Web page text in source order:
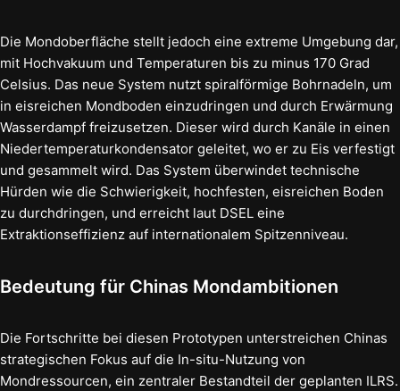
Die Mondoberfläche stellt jedoch eine extreme Umgebung dar,
mit Hochvakuum und Temperaturen bis zu minus 170 Grad
Celsius. Das neue System nutzt spiralförmige Bohrnadeln, um
in eisreichen Mondboden einzudringen und durch Erwärmung
Wasserdampf freizusetzen. Dieser wird durch Kanäle in einen
Niedertemperaturkondensator geleitet, wo er zu Eis verfestigt
und gesammelt wird. Das System überwindet technische
Hürden wie die Schwierigkeit, hochfesten, eisreichen Boden
zu durchdringen, und erreicht laut DSEL eine
Extraktionseffizienz auf internationalem Spitzenniveau.
Bedeutung für Chinas Mondambitionen
Die Fortschritte bei diesen Prototypen unterstreichen Chinas
strategischen Fokus auf die In-situ-Nutzung von
Mondressourcen, ein zentraler Bestandteil der geplanten ILRS.